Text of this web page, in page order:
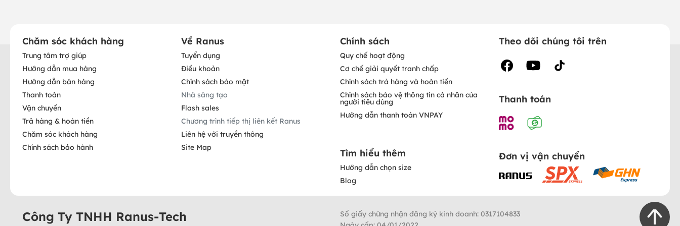
Chăm sóc khách hàng
Trung tâm trợ giúp
Hướng dẫn mua hàng
Hướng dẫn bán hàng
Thanh toán
Vận chuyển
Trả hàng & hoàn tiền
Chăm sóc khách hàng
Chính sách bảo hành
Về Ranus
Tuyển dụng
Điều khoản
Chính sách bảo mật
Nhà sáng tạo
Flash sales
Chương trình tiếp thị liên kết Ranus
Liên hệ với truyền thông
Site Map
Chính sách
Quy chế hoạt động
Cơ chế giải quyết tranh chấp
Chính sách trả hàng và hoàn tiền
Chính sách bảo vệ thông tin cá nhân của
người tiêu dùng
Hướng dẫn thanh toán VNPAY
Tìm hiểu thêm
Hướng dẫn chọn size
Blog
Theo dõi chúng tôi trên
Thanh toán
Đơn vị vận chuyển
Công Ty TNHH Ranus-Tech
Số giấy chứng nhận đăng ký kinh doanh: 0317104833